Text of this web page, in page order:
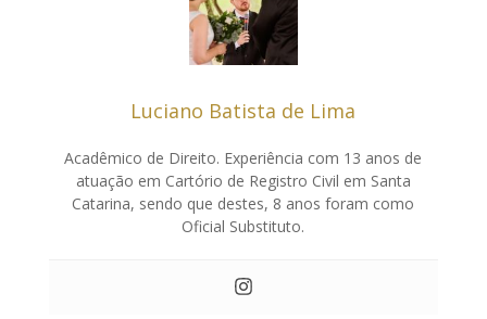
Luciano Batista de Lima
Acadêmico de Direito. Experiência com 13 anos de
atuação em Cartório de Registro Civil em Santa
Catarina, sendo que destes, 8 anos foram como
Oficial Substituto.